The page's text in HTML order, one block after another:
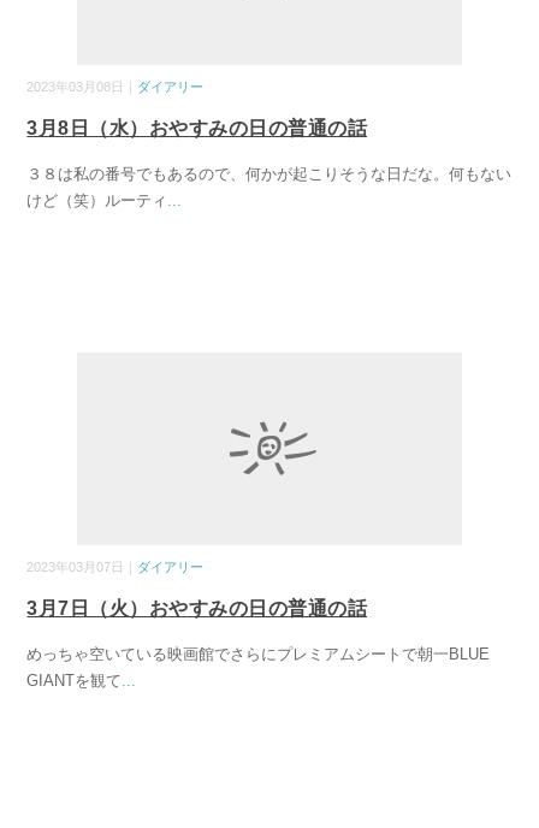
2023年03月08日｜ ダイアリー
3月8日（水）おやすみの日の普通の話
３８は私の番号でもあるので、何かが起こりそうな日だな。何もない
けど（笑）ルーティ ...
2023年03月07日｜ ダイアリー
3月7日（火）おやすみの日の普通の話
めっちゃ空いている映画館でさらにプレミアムシートで朝一BLUE
GIANTを観て...